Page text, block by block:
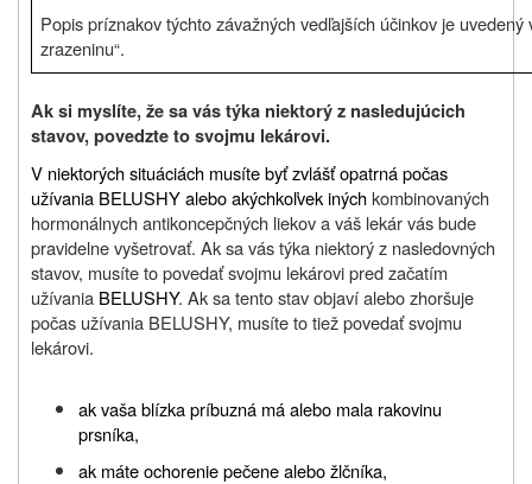
Popis príznakov týchto závažných vedľajších účinkov je uvedený
zrazeninu“.
Ak si myslíte, že sa vás týka niektorý z nasledujúcich
stavov, povedzte to svojmu lekárovi.
V niektorých situáciách musíte byť zvlášť opatrná počas
užívania BELUSHY alebo akýchkoľvek inýchkombinovaných
hormonálnych antikoncepčných liekov a váš lekár vás bude
pravidelne vyšetrovať. Ak sa vás týka niektorý z nasledovných
stavov, musíte to povedať svojmu lekárovi pred začatím
užívania BELUSHY. Ak sa tento stav objaví alebo zhoršuje
počas užívania BELUSHY, musíte to tiež povedať svojmu
lekárovi.
ak vaša blízka príbuzná má alebo mala rakovinu
prsníka,
ak máte ochorenie pečene alebo žlčníka,